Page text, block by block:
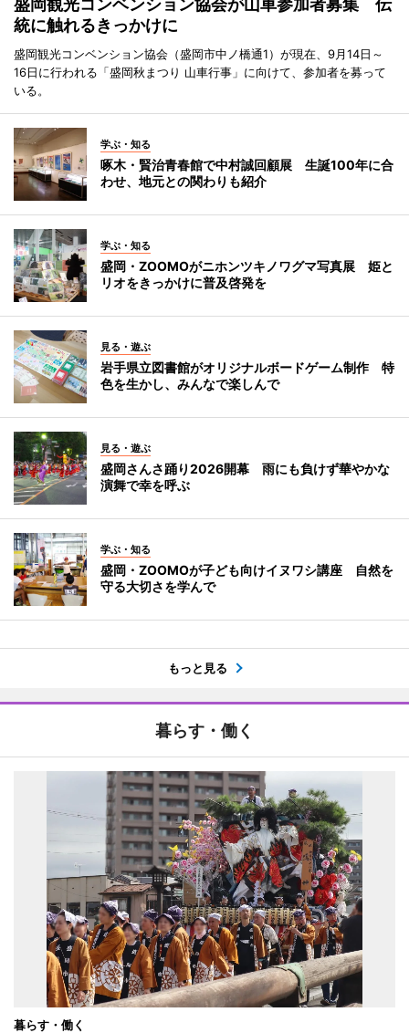
統に触れるきっかけに
盛岡観光コンベンション協会（盛岡市中ノ橋通1）が現在、9月14日～
16日に行われる「盛岡秋まつり 山車行事」に向けて、参加者を募って
いる。
学ぶ・知る
啄木・賢治青春館で中村誠回顧展 生誕100年に合
わせ、地元との関わりも紹介
学ぶ・知る
盛岡・ZOOMOがニホンツキノワグマ写真展 姫と
リオをきっかけに普及啓発を
見る・遊ぶ
岩手県立図書館がオリジナルボードゲーム制作 特
色を生かし、みんなで楽しんで
見る・遊ぶ
盛岡さんさ踊り2026開幕 雨にも負けず華やかな
演舞で幸を呼ぶ
学ぶ・知る
盛岡・ZOOMOが子ども向けイヌワシ講座 自然を
守る大切さを学んで
もっと見る
暮らす・働く
暮らす・働く